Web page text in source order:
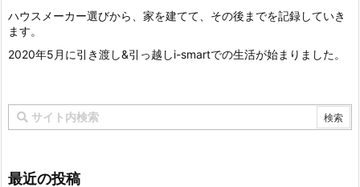
ハウスメーカー選びから、家を建てて、その後までを記録していき
ます。
2020年5月に引き渡し&引っ越しi-smartでの生活が始まりました。
最近の投稿